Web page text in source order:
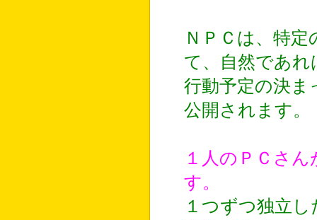
ＮＰＣは、特
て、自然であれ
行動予定の決
公開されます。
１人のＰＣさ
す。
１つずつ独立